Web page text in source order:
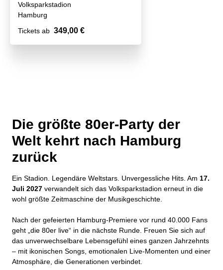
Volksparkstadion
Hamburg
Tickets ab 349,00 €
Die größte 80er-Party der
Welt kehrt nach Hamburg
zurück
Ein Stadion. Legendäre Weltstars. Unvergessliche Hits. Am 17.
Juli 2027 verwandelt sich das Volksparkstadion erneut in die
wohl größte Zeitmaschine der Musikgeschichte.
Nach der gefeierten Hamburg-Premiere vor rund 40.000 Fans
geht „die 80er live“ in die nächste Runde. Freuen Sie sich auf
das unverwechselbare Lebensgefühl eines ganzen Jahrzehnts
– mit ikonischen Songs, emotionalen Live-Momenten und einer
Atmosphäre, die Generationen verbindet.